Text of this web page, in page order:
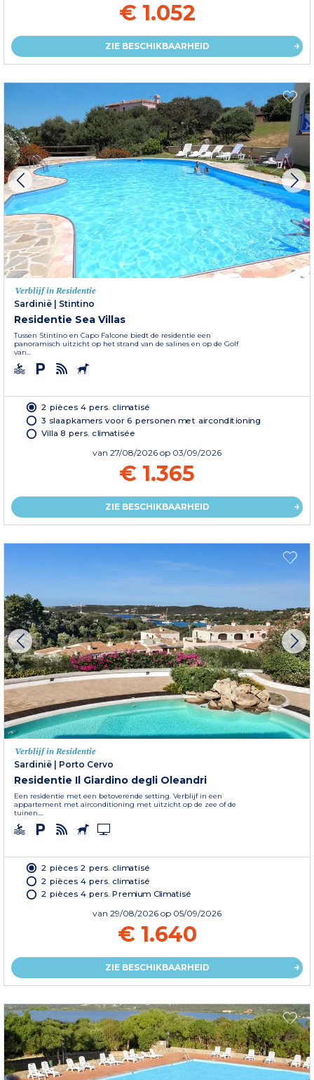
€ 1.052
ZIE BESCHIKBAARHEID
Verblijf in Residentie
Sardinië
Stintino
Residentie Sea Villas
Tussen Stintino en Capo Falcone biedt de residentie een
panoramisch uitzicht op het strand van de salines en op de Golf
van...
2 pièces 4 pers. climatisé
3 slaapkamers voor 6 personen met airconditioning
Villa 8 pers. climatisée
van 27/08/2026 op 03/09/2026
€ 1.365
ZIE BESCHIKBAARHEID
Verblijf in Residentie
Sardinië
Porto Cervo
Residentie Il Giardino degli Oleandri
Een residentie met een betoverende setting. Verblijf in een
appartement met airconditioning met uitzicht op de zee of de
tuinen....
2 pièces 2 pers. climatisé
2 pièces 4 pers. climatisé
2 pièces 4 pers. Premium Climatisé
van 29/08/2026 op 05/09/2026
€ 1.640
ZIE BESCHIKBAARHEID